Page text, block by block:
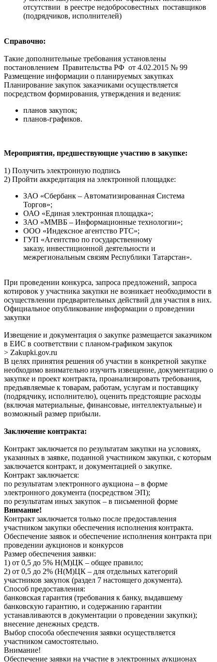
отсутствии в реестре недобросовестных поставщиков
(подрядчиков, исполнителей)
Справочно:
Такие дополнительные требования установлены
постановлением Правительства РФ от 4.02.2015 № 99
Размещение информации о планируемых закупках
Планирование закупок заказчиками осуществляется
посредством формирования, утверждения и ведения:
планов закупок;
планов-графиков.
Мероприятия, предшествующие участию в закупке:
1) Получить электронную подпись
2) Пройти аккредитация на электронной площадке:
ЗАО «Сбербанк – Автоматизированная Система
Торгов»;
ОАО «Единая электронная площадка»;
ЗАО «ММВБ – Информационные технологии»;
ООО «Индексное агентство РТС»;
ГУП «Агентство по государственному
заказу, инвестиционной деятельности и
межрегиональным связям Республики Татарстан».
При проведении конкурса, запроса предложений, запроса
котировок у участника закупки не возникает необходимости в
осуществлении предварительных действий для участия в них.
Официальное опубликование информации о проведении
закупки
Извещение и документация о закупке размещается заказчиком
в ЕИС в соответствии с планом-графиком закупок
> Zakupki.gov.ru
В целях принятия решения об участии в конкретной закупке
необходимо внимательно изучить извещение, документацию о
закупке и проект контракта, проанализировать требования,
предъявляемые к товарам, работам, услугам и поставщику
(подрядчику, исполнителю), оценить предстоящие расходы
(включая материальные, финансовые, интеллектуальные) и
возможный размер прибыли.
Заключение контракта:
Контракт заключается по результатам закупки на условиях,
указанных в заявке, поданной участником закупки, с которым
заключается контракт, и документацией о закупке.
Контракт заключается:
по результатам электронного аукциона – в форме
электронного документа (посредством ЭП);
по результатам иных закупок – в письменной форме
Внимание!
Контракт заключается только после предоставления
участником закупки обеспечения исполнения контракта.
Обеспечение заявок и обеспечение исполнения контракта при
проведении аукционов и конкурсов
Размер обеспечения заявки:
1) от 0,5 до 5% Н(М)ЦК – общее правило;
2) от 0,5 до 2% (Н(М)ЦК – для отдельных категорий
участников закупок (раздел 7 настоящего документа).
Способ предоставления:
банковская гарантия (требования к банку, выдавшему
банковскую гарантию, и содержанию гарантии
устанавливаются в документации о проведении закупки);
внесение денежных средств.
Выбор способа обеспечения заявки осуществляется
участником самостоятельно.
Внимание!
Обеспечение заявки на участие в электронных аукционах